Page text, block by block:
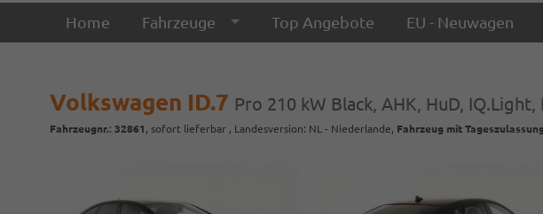
Home Fahrzeuge Top Angebote EU - Neuwagen
Volkswagen ID.7 Pro 210 kW Black, AHK, HuD,
Fahrzeugnr.: 32861 , sofort lieferbar , Landesversion: NL - Niederlande, Fahrzeug mit Tageszulassung